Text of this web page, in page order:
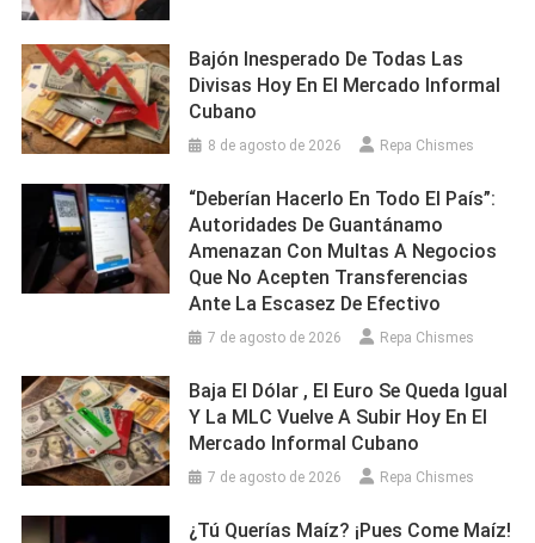
Bajón Inesperado De Todas Las
Divisas Hoy En El Mercado Informal
Cubano
8 de agosto de 2026 Repa Chismes
“Deberían Hacerlo En Todo El País”:
Autoridades De Guantánamo
Amenazan Con Multas A Negocios
Que No Acepten Transferencias
Ante La Escasez De Efectivo
7 de agosto de 2026 Repa Chismes
Baja El Dólar , El Euro Se Queda Igual
Y La MLC Vuelve A Subir Hoy En El
Mercado Informal Cubano
7 de agosto de 2026 Repa Chismes
¿Tú Querías Maíz? ¡Pues Come Maíz!